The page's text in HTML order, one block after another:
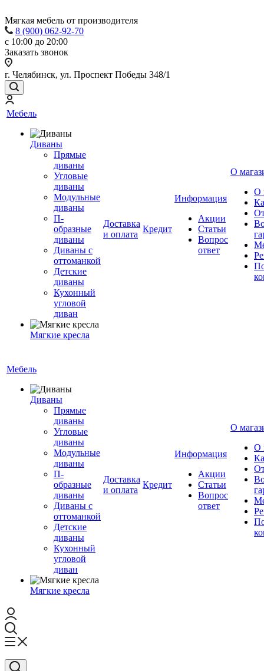
Мягкая мебель от производителя
8 (900) 062-92-70
с 10:00 до 20:00
Заказать звонок
г. Челябинск, ул. Проспект Победы 348/1
Мебель
Диваны
Прямые
диваны
Угловые
диваны
Модульные
диваны
П-
образные
диваны
Диваны с
оттоманкой
Детские
диваны
Кухонный
угловой
диван
Мягкие кресла
Доставка
и оплата
Кредит
Информация
Акции
Статьи
Вопрос
ответ
О
О
Мебель
Диваны
Прямые
диваны
Угловые
диваны
Модульные
диваны
П-
образные
диваны
Диваны с
оттоманкой
Детские
диваны
Кухонный
угловой
диван
Мягкие кресла
Доставка
и оплата
Кредит
Информация
Акции
Статьи
Вопрос
ответ
О
О